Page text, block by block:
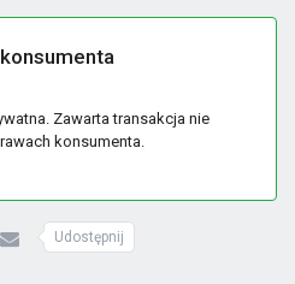
Zawarta transakcja nie
konsumenta.
Udostępnij